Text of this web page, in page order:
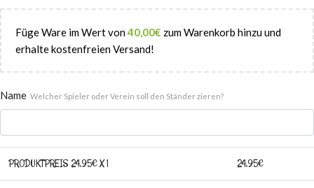
Füge Ware im Wert von40,00€ zum Warenkorb hinzu und
erhalte kostenfreien Versand!
Name Welcher Spieler oder Verein soll den Ständer zieren?
PRODUKTPREIS 24,95€ X 1 24,95€